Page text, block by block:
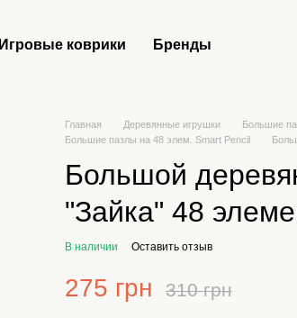
Игровые коврики Бренды
Главная Деревянные игрушки
Большие
Большие пазлы на 48 элем. Smart Pencil
Большой
"Зайка" 48
В наличии Оставить отзыв
275 грн 310 грн